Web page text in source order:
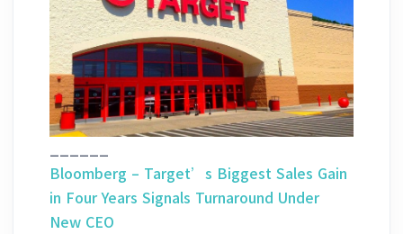
Bloomberg – Target’s Biggest Sales Gain
in Four Years Signals Turnaround Under
New CEO